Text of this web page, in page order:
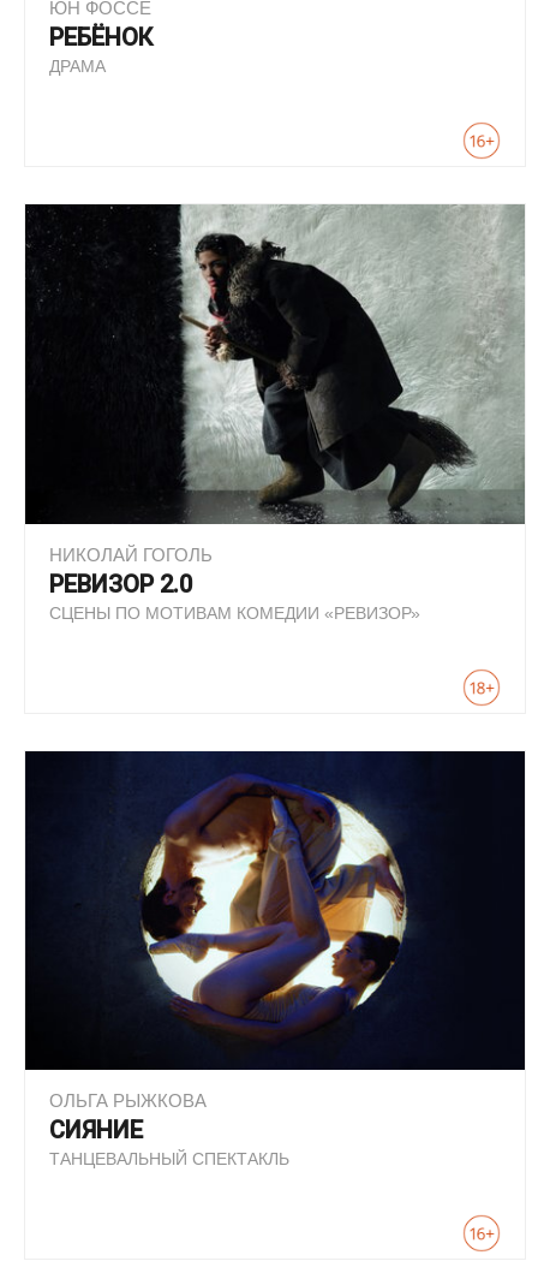
ЮН ФОССЕ
РЕБЁНОК
ДРАМА
НИКОЛАЙ ГОГОЛЬ
РЕВИЗОР 2.0
СЦЕНЫ ПО МОТИВАМ КОМЕДИИ «РЕВИЗОР»
ОЛЬГА РЫЖКОВА
СИЯНИЕ
ТАНЦЕВАЛЬНЫЙ СПЕКТАКЛЬ